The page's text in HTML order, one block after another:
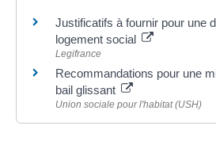
Justificatifs à fournir pour une
logement social
Legifrance
Recommandations pour une
bail glissant
Union sociale pour l'habitat (USH)